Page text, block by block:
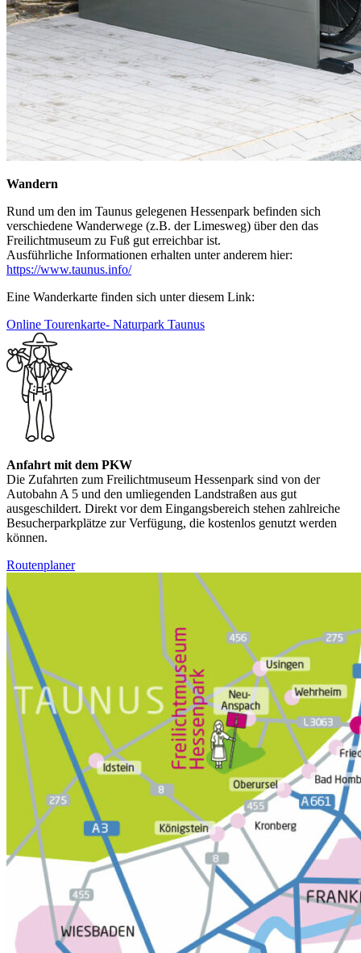
Wandern
Rund um den im Taunus gelegenen Hessenpark befinden sich
verschiedene Wanderwege (z.B. der Limesweg) über den das
Freilichtmuseum zu Fuß gut erreichbar ist.
Ausführliche Informationen erhalten unter anderem hier:
https://www.taunus.info/
Eine Wanderkarte finden sich unter diesem Link:
Online Tourenkarte- Naturpark Taunus
Anfahrt mit dem PKW
Die Zufahrten zum Freilichtmuseum Hessenpark sind von der
Autobahn A 5 und den umliegenden Landstraßen aus gut
ausgeschildert. Direkt vor dem Eingangsbereich stehen zahlreiche
Besucherparkplätze zur Verfügung, die kostenlos genutzt werden
können.
Routenplaner